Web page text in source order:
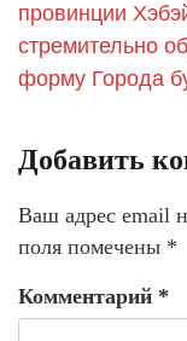
провинции
стремительно
форму Города
Добавить
Ваш адрес email
поля помечены *
Комментарий *